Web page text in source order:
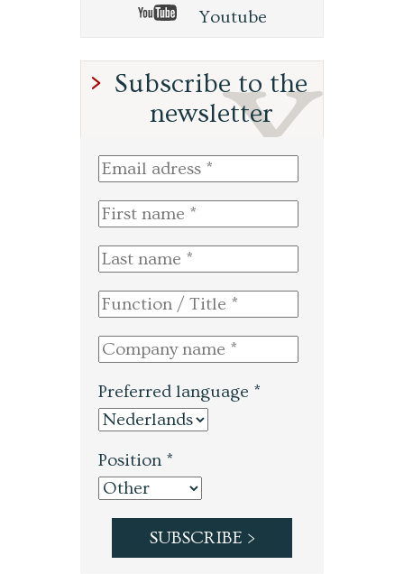
Youtube
Subscribe to the
newsletter
Preferred language *
Position *